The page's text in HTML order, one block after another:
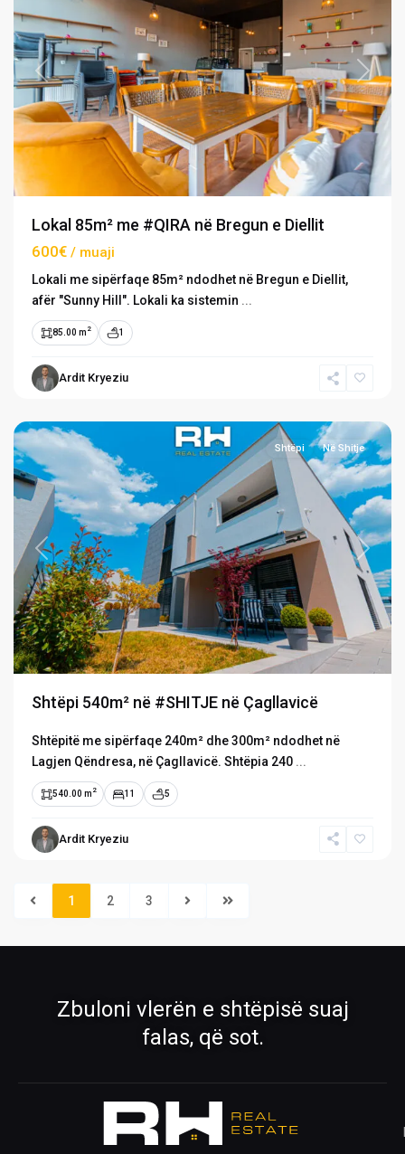
Previous Next
Lokal 85m² me #QIRA në Bregun e Diellit
600€ / muaji
Lokali me sipërfaqe 85m² ndodhet në Bregun e Diellit,
afër "Sunny Hill". Lokali ka sistemin ...
85.00 m 2 1
Ardit Kryeziu
Çagllavicë,
Previous Next
Shtëpi Në Shitje
Shtëpi 540m² në #SHITJE në Çagllavicë
Shtëpitë me sipërfaqe 240m² dhe 300m² ndodhet në
Lagjen Qëndresa, në Çagllavicë. Shtëpia 240 ...
540.00 m 2 11 5
Ardit Kryeziu
1 2 3
Zbuloni vlerën e shtëpisë suaj
falas, që sot.
Pronat
Mëso më shumë për ekipin tonë Na kontaktoni për çdo pyetje
Krijo kërkesë